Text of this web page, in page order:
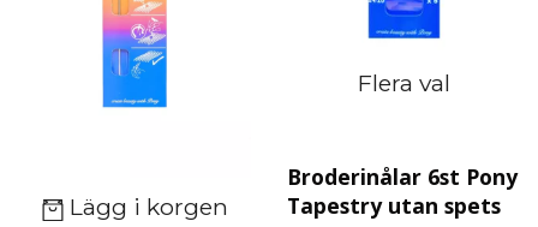
Lägg i korgen
Flera val
Broderinålar 6st Pony
Tapestry utan spets